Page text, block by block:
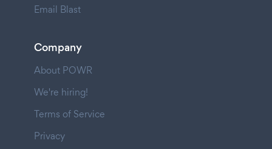
Email Blast
Company
About POWR
We're hiring!
Terms of Service
Privacy